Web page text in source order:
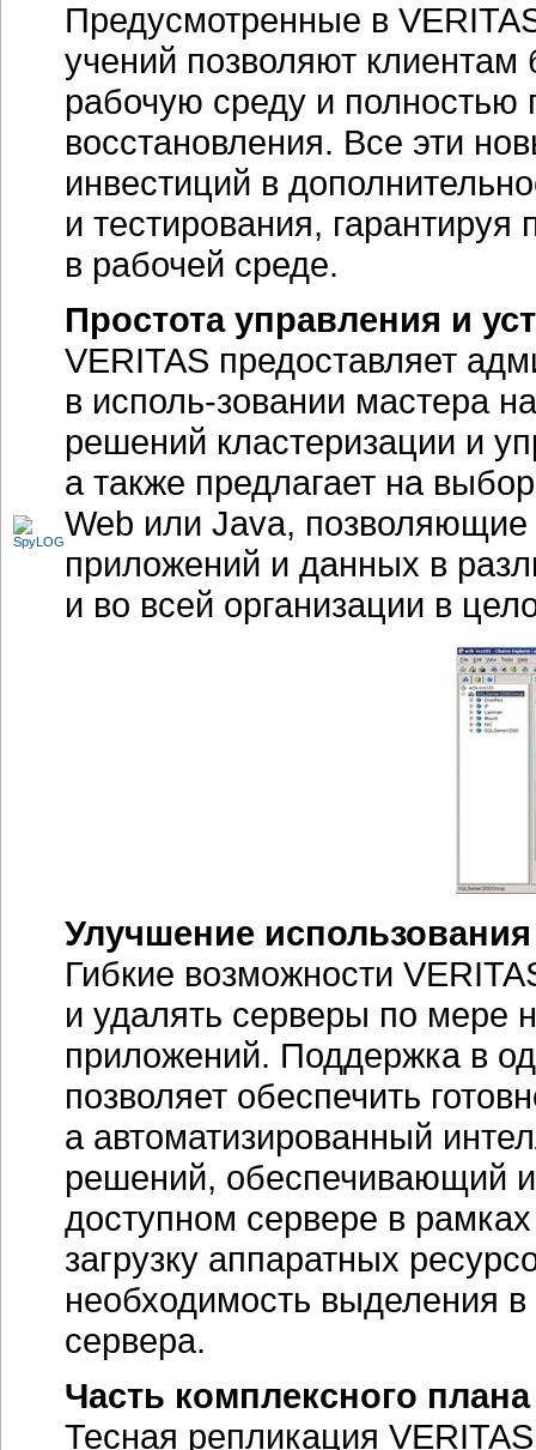
Предусмотренные в
учений позволяют клиентам
рабочую среду и полностью
восстановления. Все эти
инвестиций в
и тестирования, гарантируя
в рабочей среде.
Простота управления и
VERITAS предоставляет
в исполь-зовании мастера
решений кластеризации и
а также предлагает на
Web или Java, позволяющие
приложений и данных в
и во всей организации в
Улучшение
Гибкие возможности
и удалять серверы по мере
приложений. Поддержка в
позволяет обеспечить
а автоматизированный
решений, обеспечивающий
доступном сервере в
загрузку аппаратных
необходимость выделения в
сервера.
Часть комплексного
Тесная репликация